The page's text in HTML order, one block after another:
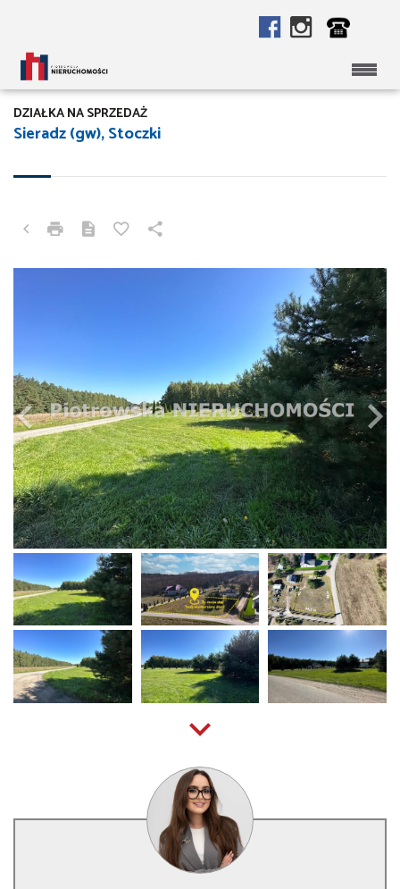
Sieradz (gw), Stoczki
DZIAŁKA NA SPRZEDAŻ